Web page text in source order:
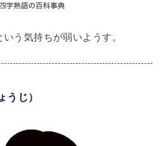
う気持ちが弱いようす。
うじ）